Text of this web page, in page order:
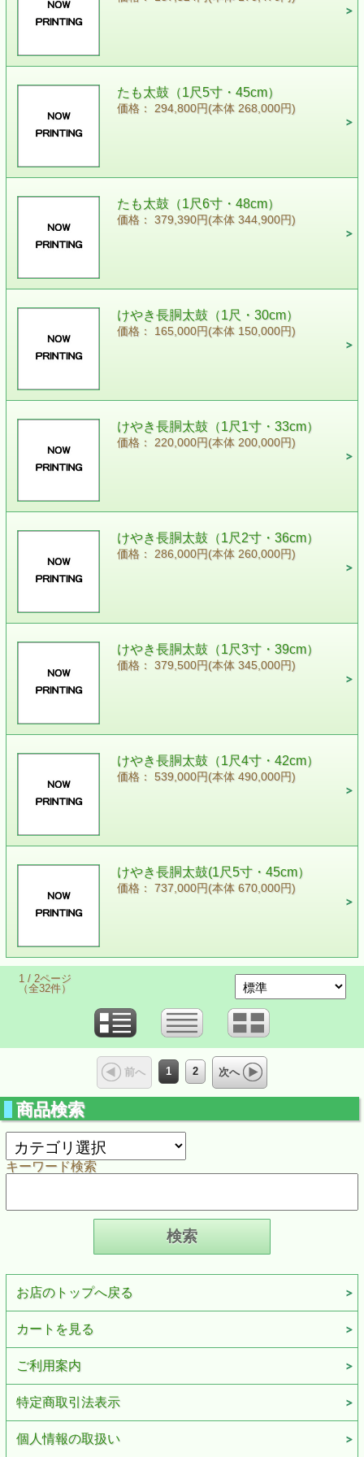
たも太鼓（1尺5寸・45cm）
価格： 294,800円(本体 268,000円)
たも太鼓（1尺6寸・48cm）
価格： 379,390円(本体 344,900円)
けやき長胴太鼓（1尺・30cm）
価格： 165,000円(本体 150,000円)
けやき長胴太鼓（1尺1寸・33cm）
価格： 220,000円(本体 200,000円)
けやき長胴太鼓（1尺2寸・36cm）
価格： 286,000円(本体 260,000円)
けやき長胴太鼓（1尺3寸・39cm）
価格： 379,500円(本体 345,000円)
けやき長胴太鼓（1尺4寸・42cm）
価格： 539,000円(本体 490,000円)
けやき長胴太鼓(1尺5寸・45cm）
価格： 737,000円(本体 670,000円)
1 / 2ページ
（全32件）
前へ 1 2 次へ
商品検索
キーワード検索
お店のトップへ戻る
カートを見る
ご利用案内
特定商取引法表示
個人情報の取扱い